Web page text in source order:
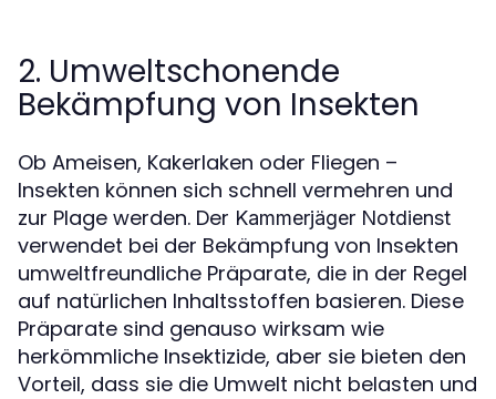
2. Umweltschonende
Bekämpfung von Insekten
Ob Ameisen, Kakerlaken oder Fliegen –
Insekten können sich schnell vermehren und
zur Plage werden. Der Kammerjäger Notdienst
verwendet bei der Bekämpfung von Insekten
umweltfreundliche Präparate, die in der Regel
auf natürlichen Inhaltsstoffen basieren. Diese
Präparate sind genauso wirksam wie
herkömmliche Insektizide, aber sie bieten den
Vorteil, dass sie die Umwelt nicht belasten und